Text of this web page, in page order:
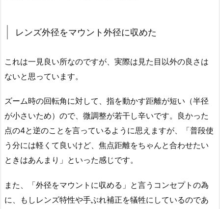
レンズ外径をマウント外径に収めた
これは一見良い所なのですが、実際は見た目以外の良さは
ないと思っています。
ズーム時の回転角に対して、指を動かす距離が短い（半径
が小さいため）ので、微調整が若干し辛いです。良かった
点の4と逆のことを言っているように思えますが、「普段使
う分には軽くて良いけど、焦点距離をちゃんと合わせたい
ときはあんまり」といった感じです。
また、「外径をマウントに収める」と言うコンセプトの為
に、もしレンズ特性や手ぶれ補正を犠牲にしているのであ